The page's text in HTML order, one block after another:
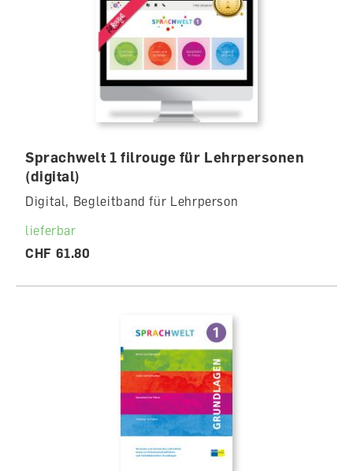
Sprachwelt 1 filrouge für Lehrpersonen
(digital)
Digital, Begleitband für Lehrperson
lieferbar
CHF 61.80